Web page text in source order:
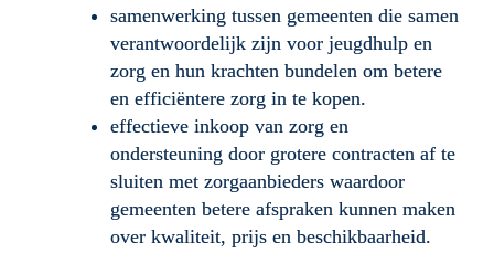
samenwerking tussen gemeenten die samen
verantwoordelijk zijn voor jeugdhulp en
zorg en hun krachten bundelen om betere
en efficiëntere zorg in te kopen.
effectieve inkoop van zorg en
ondersteuning door grotere contracten af te
sluiten met zorgaanbieders waardoor
gemeenten betere afspraken kunnen maken
over kwaliteit, prijs en beschikbaarheid.